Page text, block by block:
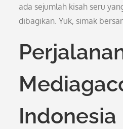
ada sejumlah kisah seru
dibagikan. Yuk, simak
Indonesia